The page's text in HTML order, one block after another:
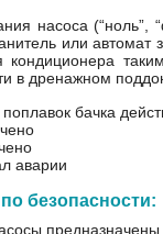
насоса (“ноль”,
или автомат
кондиционера
в дренажном
бачка
аварии
безопасности:
предназначены